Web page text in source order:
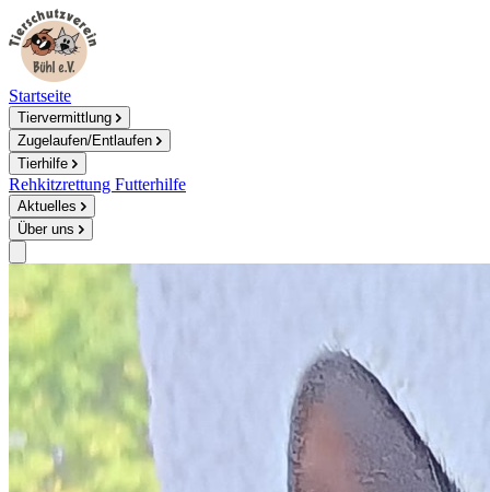
Startseite
Tiervermittlung
Zugelaufen/Entlaufen
Tierhilfe
Rehkitzrettung Futterhilfe
Aktuelles
Über uns